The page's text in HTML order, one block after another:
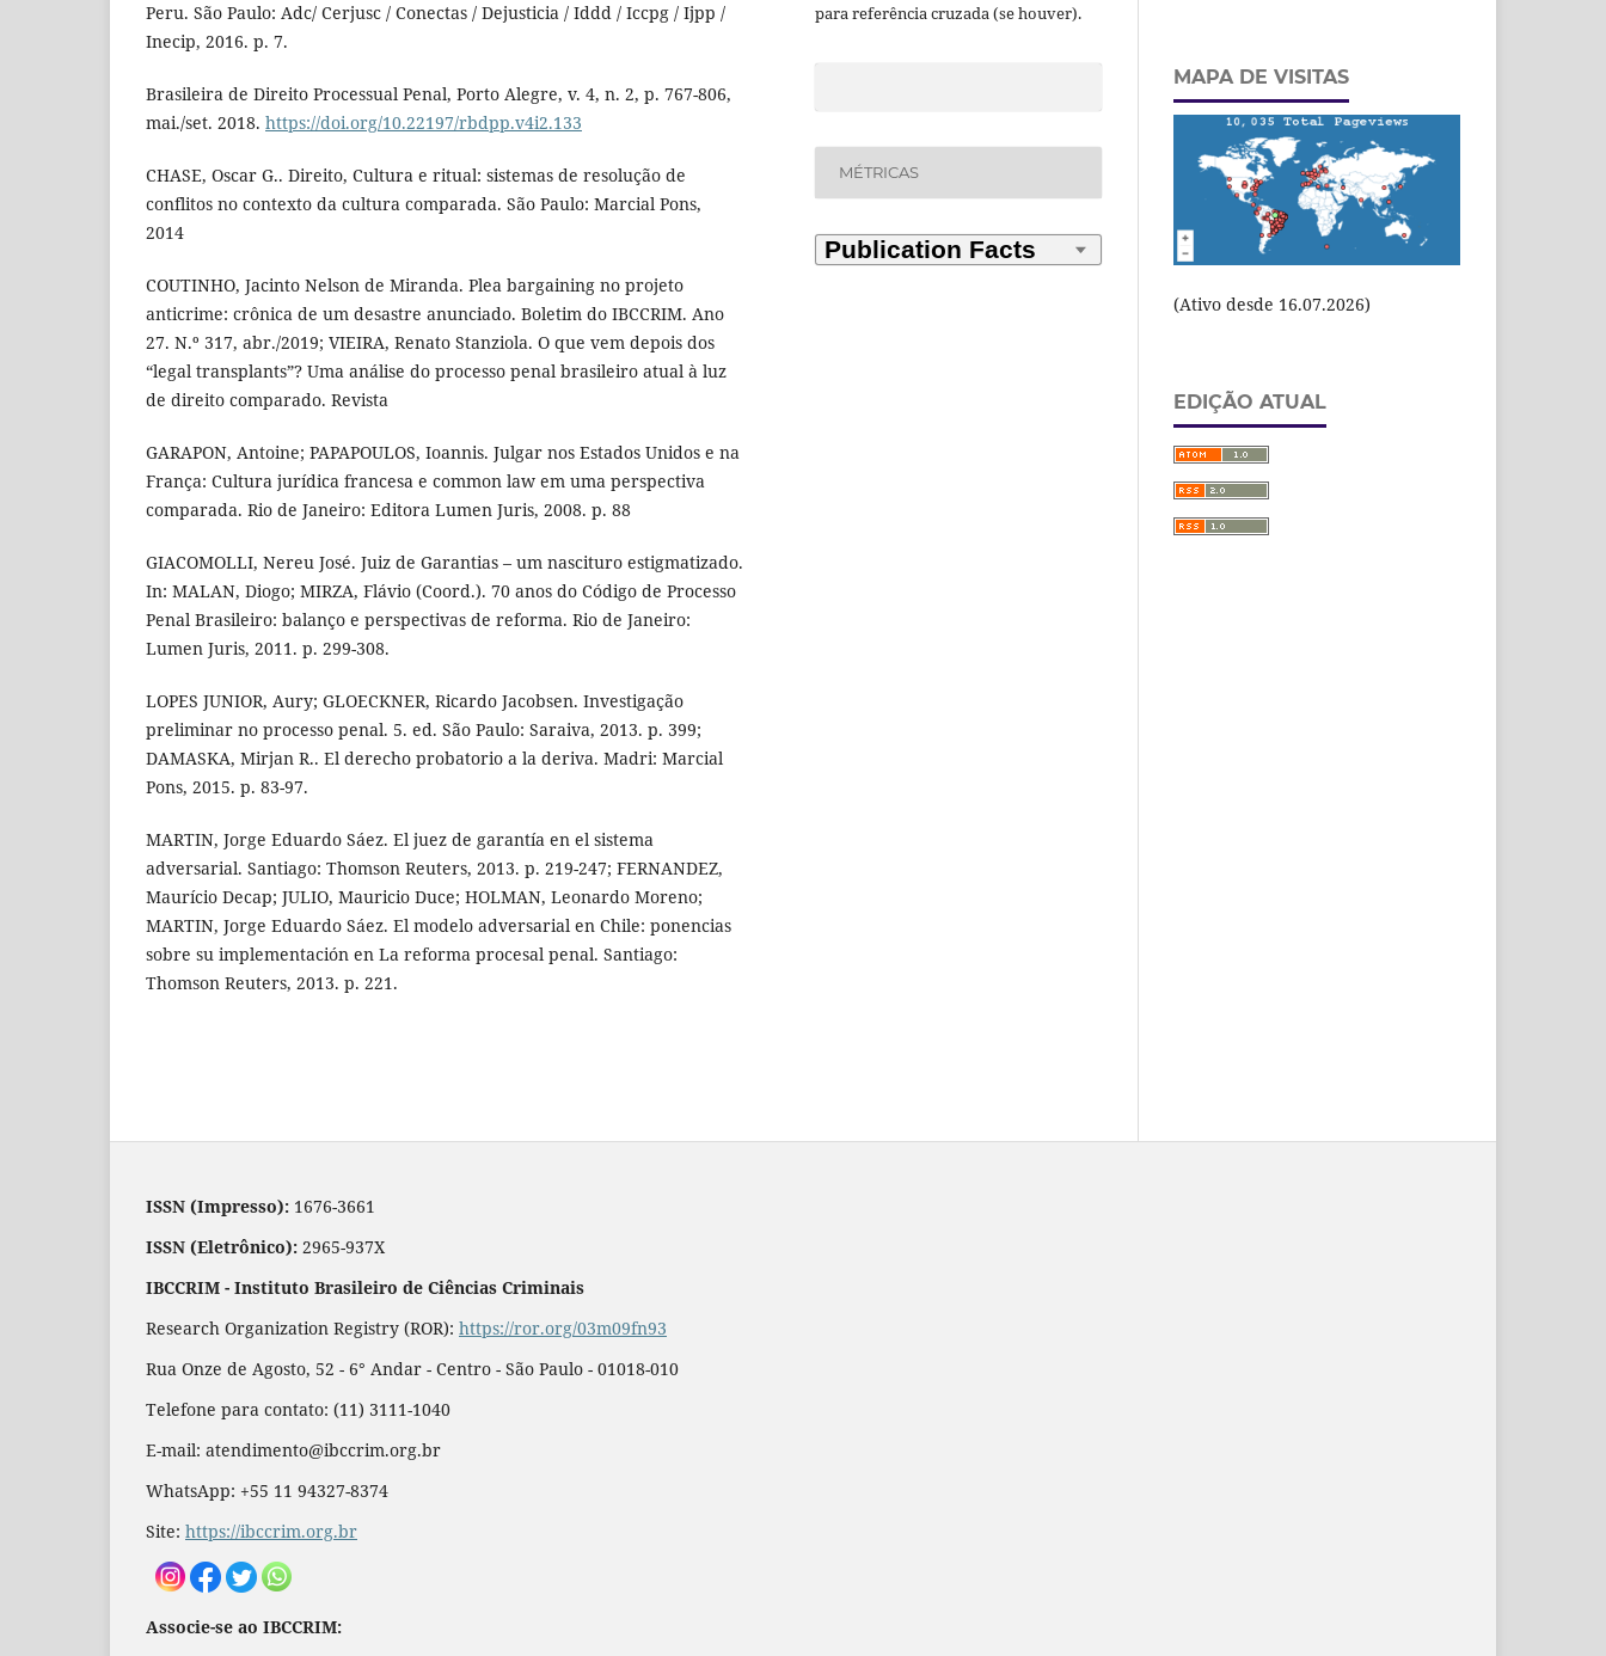
Peru. São Paulo: Adc/ Cerjusc / Conectas / Dejusticia / Iddd / Iccpg / Ijpp /
Inecip, 2016. p. 7.
Brasileira de Direito Processual Penal, Porto Alegre, v. 4, n. 2, p. 767-806,
mai./set. 2018. https://doi.org/10.22197/rbdpp.v4i2.133
CHASE, Oscar G.. Direito, Cultura e ritual: sistemas de resolução de
conflitos no contexto da cultura comparada. São Paulo: Marcial Pons,
2014
COUTINHO, Jacinto Nelson de Miranda. Plea bargaining no projeto
anticrime: crônica de um desastre anunciado. Boletim do IBCCRIM. Ano
27. N.º 317, abr./2019; VIEIRA, Renato Stanziola. O que vem depois dos
“legal transplants”? Uma análise do processo penal brasileiro atual à luz
de direito comparado. Revista
GARAPON, Antoine; PAPAPOULOS, Ioannis. Julgar nos Estados Unidos e na
França: Cultura jurídica francesa e common law em uma perspectiva
comparada. Rio de Janeiro: Editora Lumen Juris, 2008. p. 88
GIACOMOLLI, Nereu José. Juiz de Garantias – um nascituro estigmatizado.
In: MALAN, Diogo; MIRZA, Flávio (Coord.). 70 anos do Código de Processo
Penal Brasileiro: balanço e perspectivas de reforma. Rio de Janeiro:
Lumen Juris, 2011. p. 299-308.
LOPES JUNIOR, Aury; GLOECKNER, Ricardo Jacobsen. Investigação
preliminar no processo penal. 5. ed. São Paulo: Saraiva, 2013. p. 399;
DAMASKA, Mirjan R.. El derecho probatorio a la deriva. Madri: Marcial
Pons, 2015. p. 83-97.
MARTIN, Jorge Eduardo Sáez. El juez de garantía en el sistema
adversarial. Santiago: Thomson Reuters, 2013. p. 219-247; FERNANDEZ,
Maurício Decap; JULIO, Mauricio Duce; HOLMAN, Leonardo Moreno;
MARTIN, Jorge Eduardo Sáez. El modelo adversarial en Chile: ponencias
sobre su implementación en La reforma procesal penal. Santiago:
Thomson Reuters, 2013. p. 221.
para referência cruzada (se houver).
MÉTRICAS
MAPA DE VISITAS
(Ativo desde 16.07.2026)
EDIÇÃO ATUAL
ISSN (Impresso): 1676-3661
ISSN (Eletrônico): 2965-937X
IBCCRIM - Instituto Brasileiro de Ciências Criminais
Research Organization Registry (ROR): https://ror.org/03m09fn93
Rua Onze de Agosto, 52 - 6° Andar - Centro - São Paulo - 01018-010
Telefone para contato: (11) 3111-1040
E-mail: atendimento@ibccrim.org.br
WhatsApp: +55 11 94327-8374
Site: https://ibccrim.org.br
Associe-se ao IBCCRIM: